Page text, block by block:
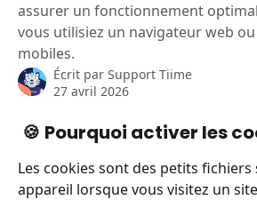
assurer un fonctionnement
vous utilisiez un navigateur web
mobiles.
Écrit par Support Tiime
27 avril 2026
🍪 Pourquoi activer les
Les cookies sont des petits
appareil lorsque vous visitez un